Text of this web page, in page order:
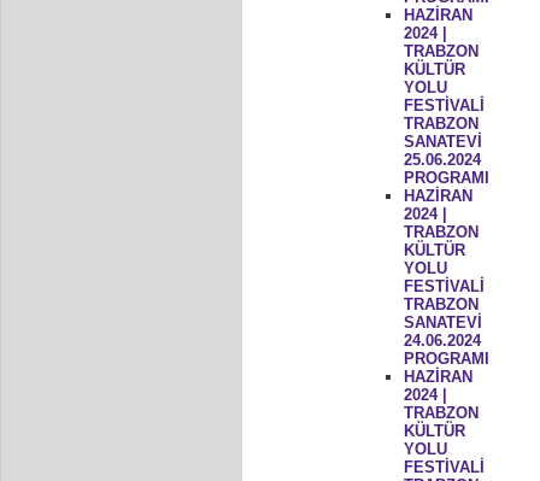
HAZİRAN
2024 |
TRABZON
KÜLTÜR
YOLU
FESTİVALİ
TRABZON
SANATEVİ
25.06.2024
PROGRAMI
HAZİRAN
2024 |
TRABZON
KÜLTÜR
YOLU
FESTİVALİ
TRABZON
SANATEVİ
24.06.2024
PROGRAMI
HAZİRAN
2024 |
TRABZON
KÜLTÜR
YOLU
FESTİVALİ